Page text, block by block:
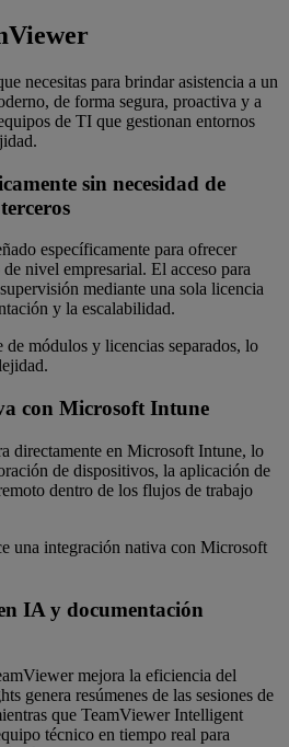
necesitas para brindar asistencia a un
de forma segura, proactiva y a
de TI que gestionan entornos
sin necesidad de
específicamente para ofrecer
nivel empresarial. El acceso para
mediante una sola licencia
y la escalabilidad.
de módulos y licencias separados, lo
con Microsoft Intune
directamente en Microsoft Intune, lo
de dispositivos, la aplicación de
dentro de los flujos de trabajo
una integración nativa con Microsoft
IA y documentación
mejora la eficiencia del
genera resúmenes de las sesiones de
que TeamViewer Intelligent
técnico en tiempo real para